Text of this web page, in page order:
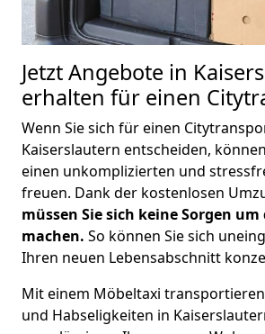
Jetzt Angebote in
erhalten für einen
Wenn Sie sich für einen
Kaiserslautern entscheiden,
einen unkomplizierten und
freuen. Dank der kostenlosen
müssen Sie sich keine Sorgen um
machen. So können Sie sich
Ihren neuen Lebensabschnitt
Mit einem Möbeltaxi
und Habseligkeiten in